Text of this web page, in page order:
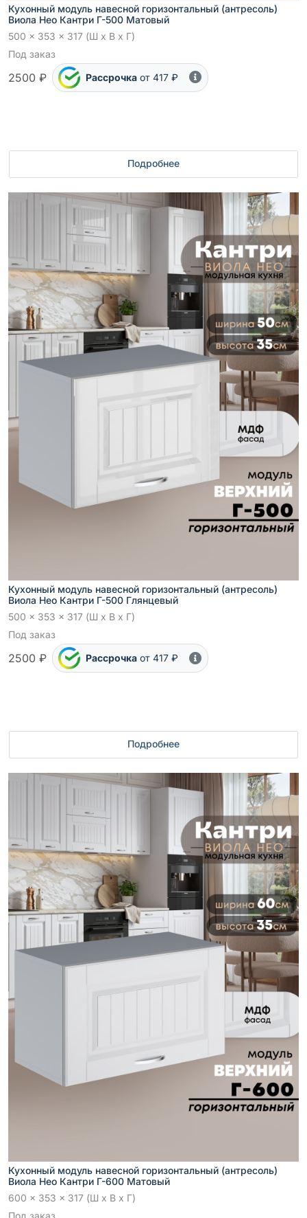
Кухонный модуль навесной горизонтальный (антресоль)
Виола Нео Кантри Г-500 Матовый
500 x 353 x 317 (Ш x В x Г)
Под заказ
2500 ₽ Рассрочка от 417 ₽
Подробнее
Кухонный модуль навесной горизонтальный (антресоль)
Виола Нео Кантри Г-500 Глянцевый
500 x 353 x 317 (Ш x В x Г)
Под заказ
2500 ₽ Рассрочка от 417 ₽
Подробнее
Кухонный модуль навесной горизонтальный (антресоль)
Виола Нео Кантри Г-600 Матовый
600 x 353 x 317 (Ш x В x Г)
Под заказ